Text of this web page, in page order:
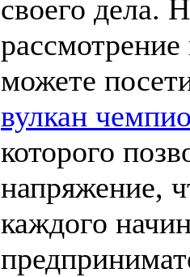
своего дела.
можете
вулкан
которого
напряжение,
каждого